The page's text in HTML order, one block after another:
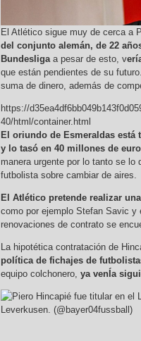
El Atlético sigue muy de cerca a
del conjunto alemán, de 22
Bundesligaa pesar de esto, v
que están pendientes de su
suma de dinero, además de
https://
40/html/container.html
El oriundo de Esmeraldas está
y lo tasó en 40 millones de
manera urgente por lo tanto se lo
futbolista sobre cambiar de aires.
El Atlético pretende realizar
como por ejemplo Stefan Savic y
renovaciones de contrato se
La hipotética contratación de
política de fichajes de
equipo colchonero, ya venÍa
Leverkusen. (@bayer04fussball)